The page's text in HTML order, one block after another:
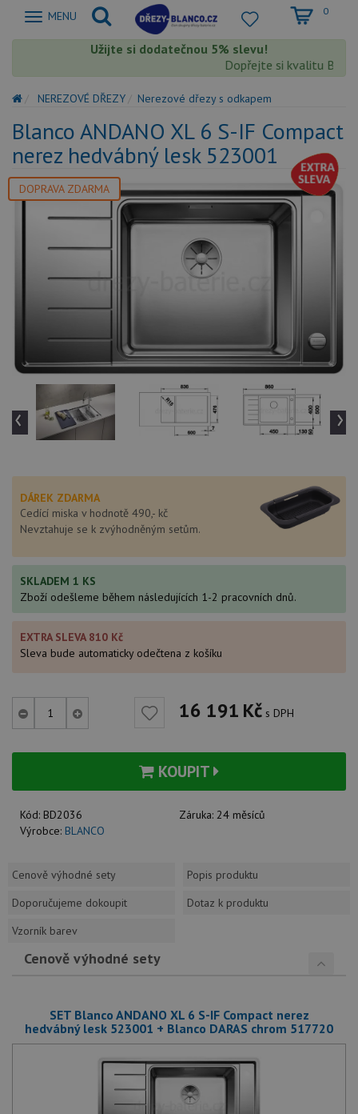
Zobrazit
MENU 0
Užijte si dodatečnou 5% slevu!
Dopřejte si kvalitu
NEREZOVÉ DŘEZY Nerezové dřezy s odkapem
Blanco ANDANO XL 6 S-IF Compact
nerez hedvábný lesk 523001
DOPRAVA ZDARMA
‹ ›
DÁREK ZDARMA
Cedící miska v hodnotě 490,- kč
Nevztahuje se k zvýhodněným setům.
SKLADEM 1 KS
Zboží odešleme během následujících 1-2 pracovních dnů.
EXTRA SLEVA 810 Kč
Sleva bude automaticky odečtena z košíku
16 191 Kč s DPH
KOUPIT
Kód: BD2036 Záruka: 24 měsíců
Výrobce: BLANCO
Cenově výhodné sety
Popis produktu
Doporučujeme dokoupit
Dotaz k produktu
Vzorník barev
Cenově výhodné sety
SET Blanco ANDANO XL 6 S-IF Compact nerez
hedvábný lesk 523001 + Blanco DARAS chrom 517720